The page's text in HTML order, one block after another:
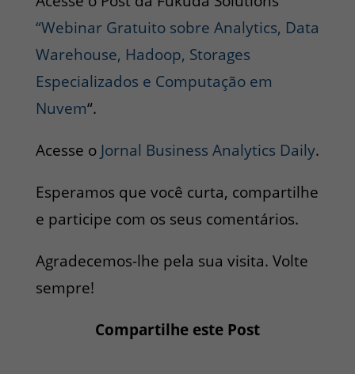
“Webinar Gratuito sobre Analytics, Data
Warehouse, Hadoop, Storages
Especializados e Computação em
Nuvem“.
Acesse o Jornal Business Analytics Daily.
Esperamos que você curta, compartilhe
e participe com os seus comentários.
Agradecemos-lhe pela sua visita. Volte
sempre!
Compartilhe este Post